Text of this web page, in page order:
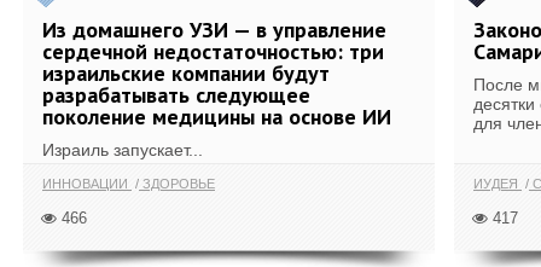
Из домашнего УЗИ — в управление
сердечной недостаточностью: три
израильские компании будут
разрабатывать следующее
поколение медицины на основе ИИ
Израиль запускает...
ИННОВАЦИИ ЗДОРОВЬЕ
466
После
для
ИУДЕЯ
417